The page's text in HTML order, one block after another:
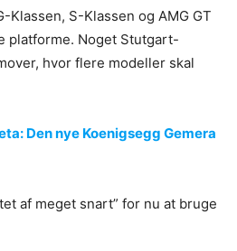
S-Klassen og AMG GT
platforme. Noget Stutgart-
hvor flere modeller skal
Den nye Koenigsegg Gemera
af meget snart” for nu at bruge